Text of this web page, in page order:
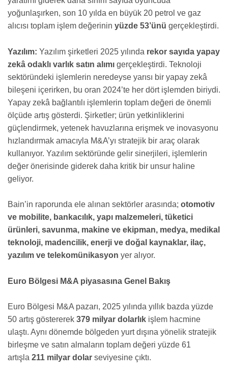
yoğunlaşırken, son 10 yılda en büyük 20 petrol ve gaz
alıcısı toplam işlem değerinin yüzde 53’ünü gerçekleştirdi.
Yazılım: Yazılım şirketleri 2025 yılında rekor sayıda yapay
zekâ odaklı varlık satın alımı gerçekleştirdi. Teknoloji
sektöründeki işlemlerin neredeyse yarısı bir yapay zekâ
bileşeni içerirken, bu oran 2024’te her dört işlemden biriydi.
Yapay zekâ bağlantılı işlemlerin toplam değeri de önemli
ölçüde artış gösterdi. Şirketler; ürün yetkinliklerini
güçlendirmek, yetenek havuzlarına erişmek ve inovasyonu
hızlandırmak amacıyla M&A’yı stratejik bir araç olarak
kullanıyor. Yazılım sektöründe gelir sinerjileri, işlemlerin
değer önerisinde giderek daha kritik bir unsur haline
geliyor.
Bain’in raporunda ele alınan sektörler arasında; otomotiv
ve mobilite, bankacılık, yapı malzemeleri, tüketici
ürünleri, savunma, makine ve ekipman, medya, medikal
teknoloji, madencilik, enerji ve doğal kaynaklar, ilaç,
yazılım ve telekomünikasyon yer alıyor.
Euro Bölgesi M&A piyasasına Genel Bakış
Euro Bölgesi M&A pazarı, 2025 yılında yıllık bazda yüzde
50 artış göstererek 379 milyar dolarlık işlem hacmine
ulaştı. Aynı dönemde bölgeden yurt dışına yönelik stratejik
birleşme ve satın almaların toplam değeri yüzde 61
artışla 211 milyar dolar seviyesine çıktı.